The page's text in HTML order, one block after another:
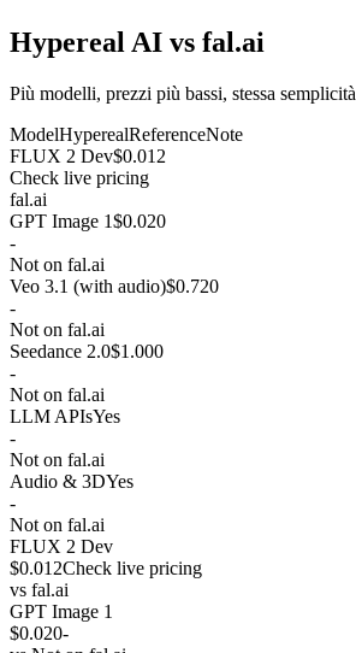
Hypereal AI vs fal.ai
Più modelli, prezzi più bassi, stessa semplicità
ModelHyperealReferenceNote
FLUX 2 Dev$0.012
Check live pricing
fal.ai
GPT Image 1$0.020
-
Not on fal.ai
Veo 3.1 (with audio)$0.720
-
Not on fal.ai
Seedance 2.0$1.000
-
Not on fal.ai
LLM APIsYes
-
Not on fal.ai
Audio & 3DYes
-
Not on fal.ai
FLUX 2 Dev
$0.012Check live pricing
vs fal.ai
GPT Image 1
$0.020-